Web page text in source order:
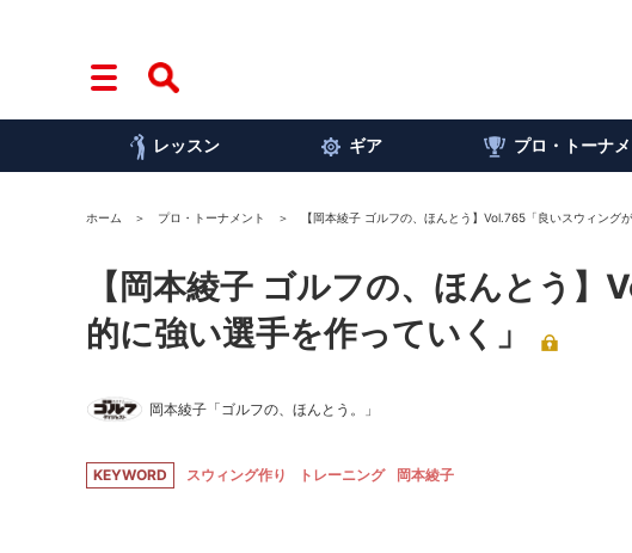
レッスン ギア プロ・トーナ
ホーム プロ・トーナメント 【岡本綾子 ゴルフの、ほんとう】Vol.765「良いスウィング
【岡本綾子 ゴルフの、ほんとう
的に強い選手を作っていく」
岡本綾子「ゴルフの、ほんとう。」
KEYWORD スウィング作り トレーニング 岡本綾子